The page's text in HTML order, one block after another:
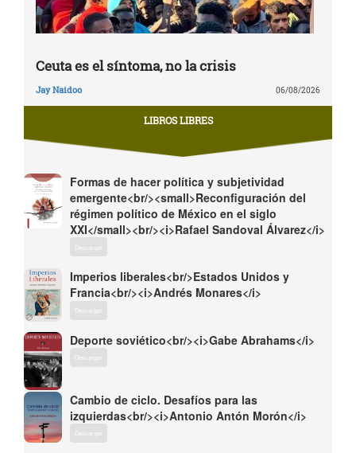
Ceuta es el síntoma, no la crisis
Jay Naidoo 06/08/2026
LIBROS LIBRES
Formas de hacer política y subjetividad
emergente<br/><small>Reconfiguración del
régimen político de México en el siglo
XXI</small><br/><i>Rafael Sandoval Álvarez</i>
Descargar
Imperios liberales<br/>Estados Unidos y
Francia<br/><i>Andrés Monares</i>
Descargar
Deporte soviético<br/><i>Gabe Abrahams</i>
Descargar
Cambio de ciclo. Desafíos para las
izquierdas<br/><i>Antonio Antón Morón</i>
Descargar